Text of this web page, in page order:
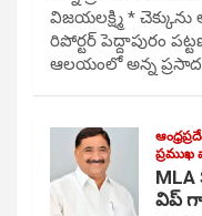
విజయలక్ష్మి *
రిపోర్టర్ పెద్దాపురం
ఆలయంలో అన్న ప్రసాద
ప్రముఖ
MLA
విప్ గా